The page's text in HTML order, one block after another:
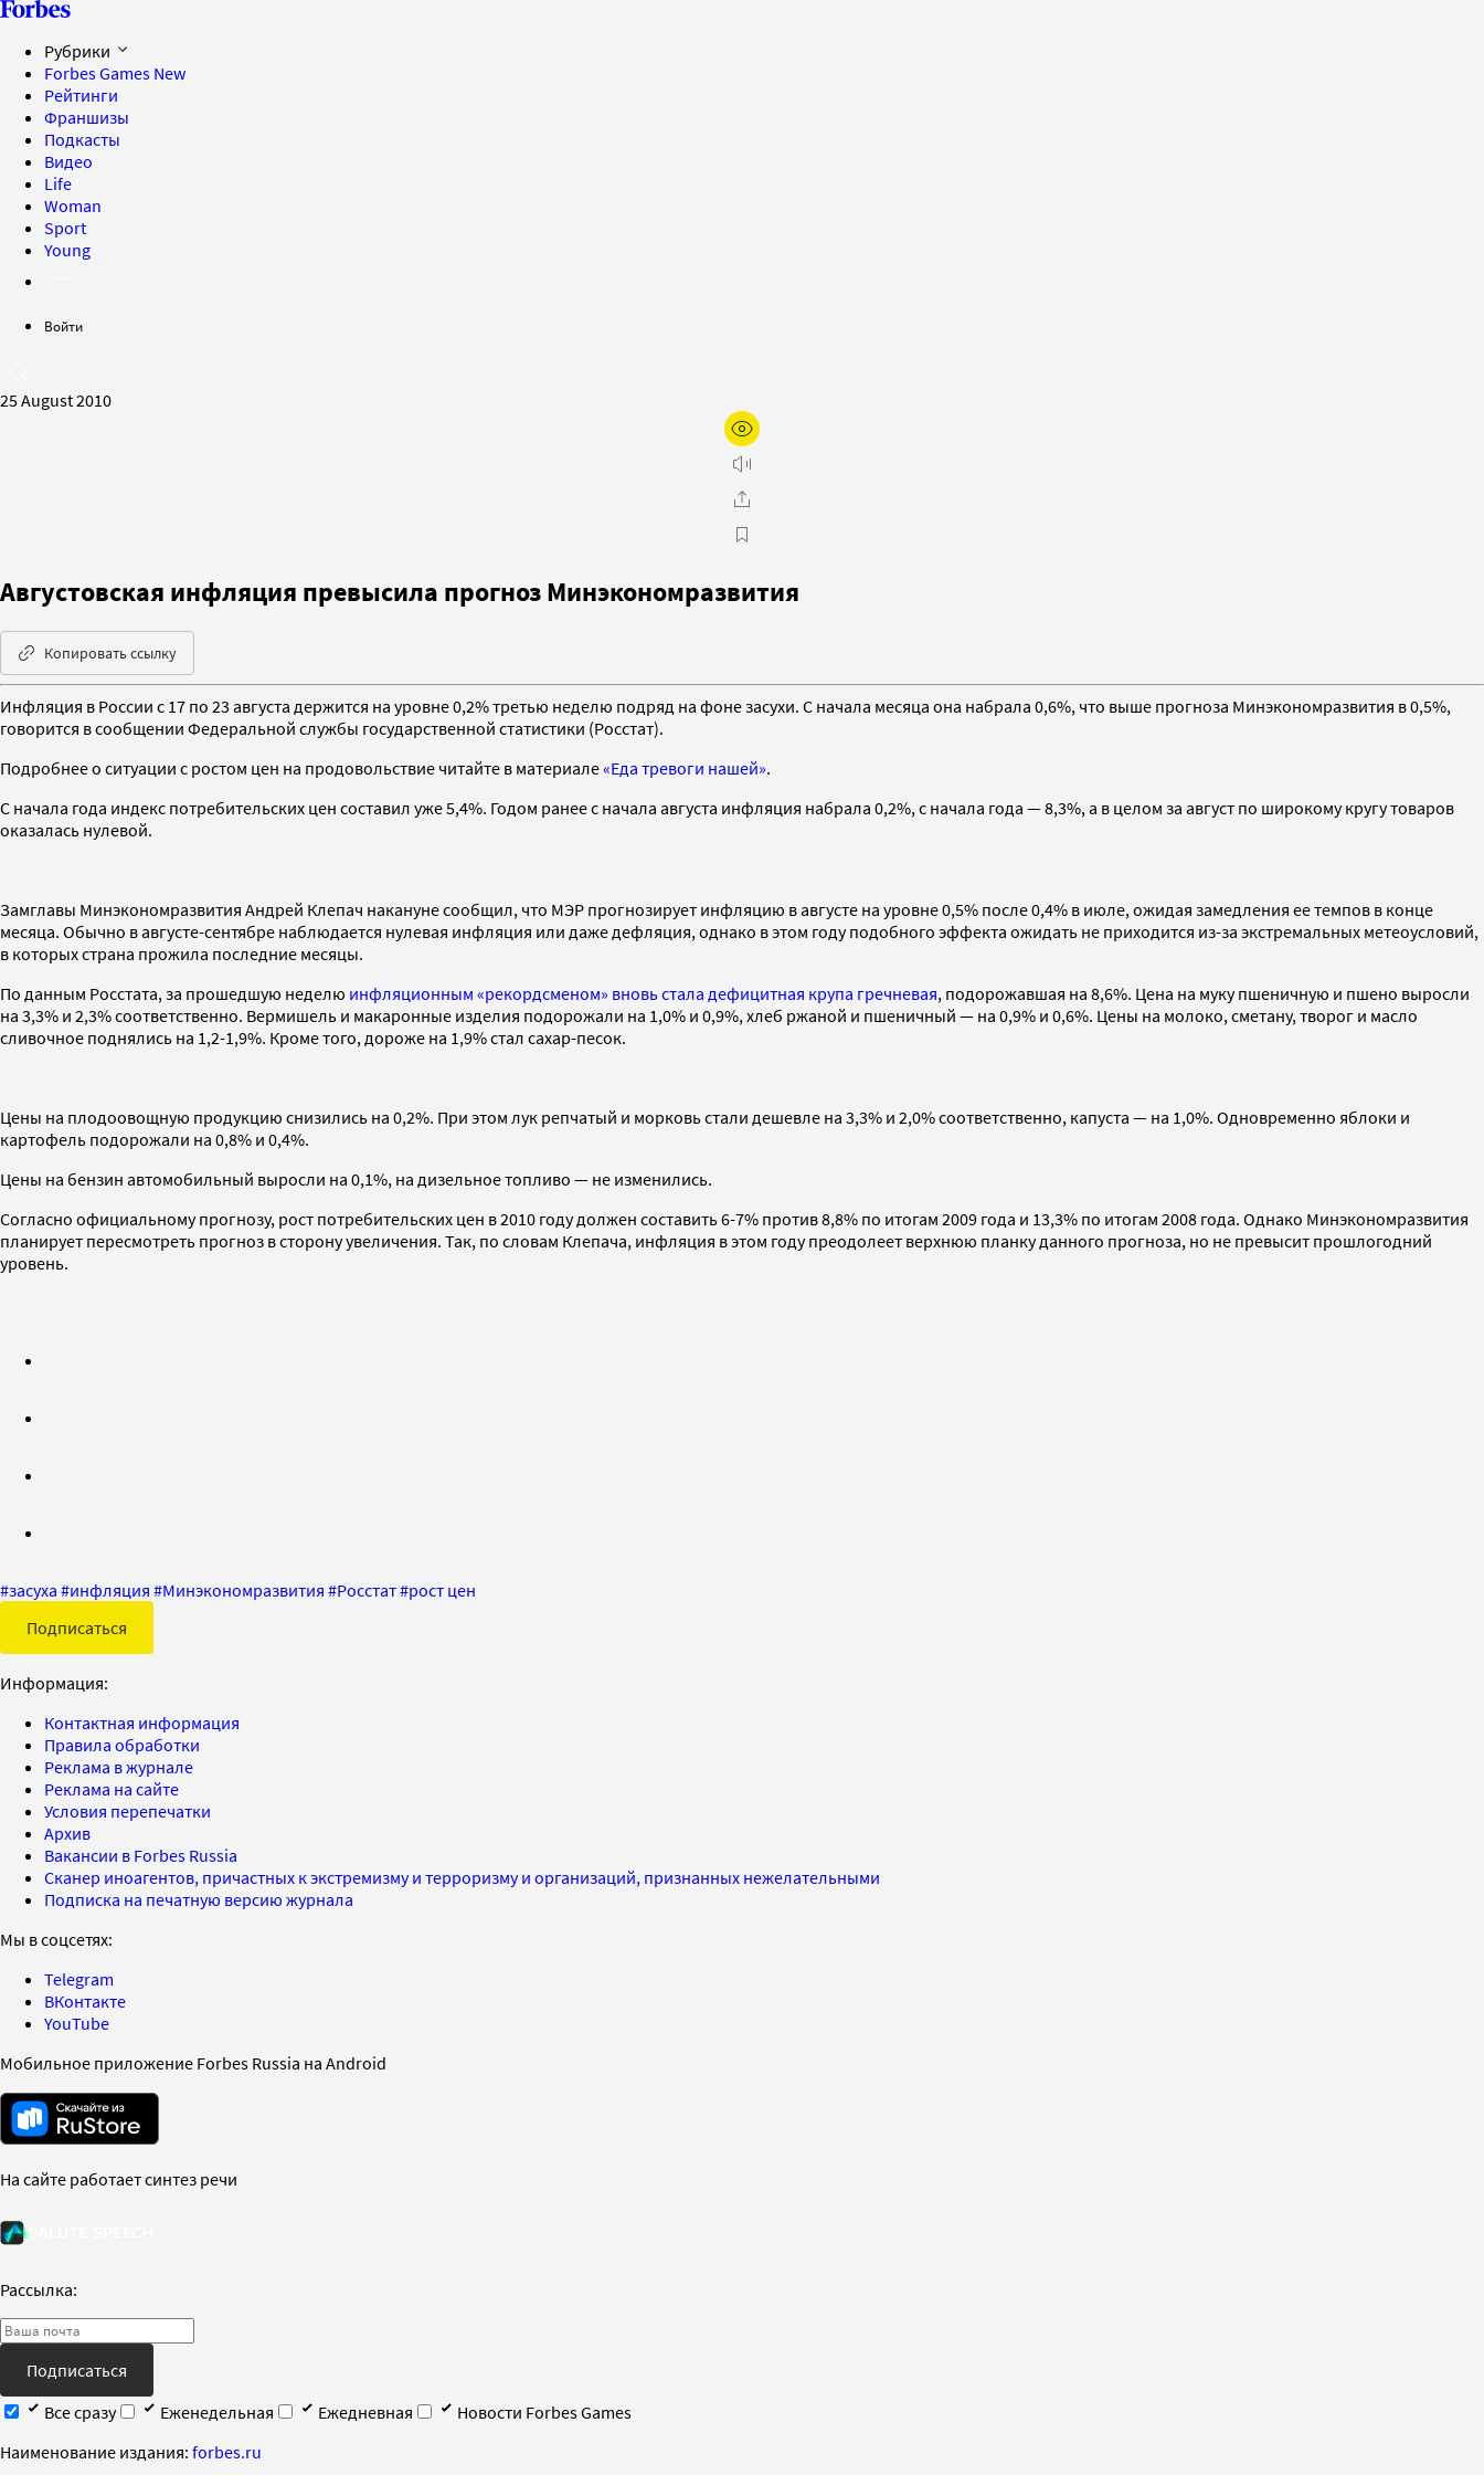
Рубрики
Forbes Games New
Рейтинги
Франшизы
Подкасты
Видео
Life
Woman
Sport
Young
Войти
25 August 2010
Августовская инфляция превысила прогноз Минэкономразвития
Копировать ссылку
Инфляция в России с 17 по 23 августа держится на уровне 0,2% третью неделю подряд на фоне засухи. С начала месяца она набрала 0,6%, что выше прогноза Минэкономразвития в 0,5%,
говорится в сообщении Федеральной службы государственной статистики (Росстат).
Подробнее о ситуации с ростом цен на продовольствие читайте в материале«Еда тревоги нашей».
С начала года индекс потребительских цен составил уже 5,4%. Годом ранее с начала августа инфляция набрала 0,2%, с начала года — 8,3%, а в целом за август по широкому кругу товаров
оказалась нулевой.
Замглавы Минэкономразвития Андрей Клепач накануне сообщил, что МЭР прогнозирует инфляцию в августе на уровне 0,5% после 0,4% в июле, ожидая замедления ее темпов в конце
месяца. Обычно в августе-сентябре наблюдается нулевая инфляция или даже дефляция, однако в этом году подобного эффекта ожидать не приходится из-за экстремальных метеоусловий,
в которых страна прожила последние месяцы.
По данным Росстата, за прошедшую неделю инфляционным «рекордсменом» вновь стала дефицитная крупа гречневая, подорожавшая на 8,6%. Цена на муку пшеничную и пшено выросли
на 3,3% и 2,3% соответственно. Вермишель и макаронные изделия подорожали на 1,0% и 0,9%, хлеб ржаной и пшеничный — на 0,9% и 0,6%. Цены на молоко, сметану, творог и масло
сливочное поднялись на 1,2-1,9%. Кроме того, дороже на 1,9% стал сахар-песок.
Цены на плодоовощную продукцию снизились на 0,2%. При этом лук репчатый и морковь стали дешевле на 3,3% и 2,0% соответственно, капуста — на 1,0%. Одновременно яблоки и
картофель подорожали на 0,8% и 0,4%.
Цены на бензин автомобильный выросли на 0,1%, на дизельное топливо — не изменились.
Согласно официальному прогнозу, рост потребительских цен в 2010 году должен составить 6-7% против 8,8% по итогам 2009 года и 13,3% по итогам 2008 года. Однако Минэкономразвития
планирует пересмотреть прогноз в сторону увеличения. Так, по словам Клепача, инфляция в этом году преодолеет верхнюю планку данного прогноза, но не превысит прошлогодний
уровень.
#засуха #инфляция #Минэкономразвития #Росстат#рост цен
Подписаться
Информация:
Контактная информация
Правила обработки
Реклама в журнале
Реклама на сайте
Условия перепечатки
Архив
Вакансии в Forbes Russia
Сканер иноагентов, причастных к экстремизму и терроризму и организаций, признанных нежелательными
Подписка на печатную версию журнала
Мы в соцсетях:
Telegram
ВКонтакте
YouTube
Мобильное приложение Forbes Russia на Android
На сайте работает синтез речи
Рассылка:
Подписаться
Все сразу
Еженедельная Ежедневная
Новости Forbes Games
Наименование издания: forbes.ru